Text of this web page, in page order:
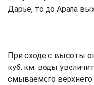
Дарье, то до Арала
При сходе с высоты
куб. км. воды
смываемого